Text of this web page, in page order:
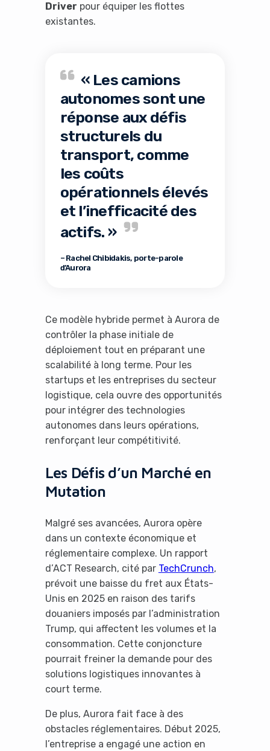
Driver pour équiper les flottes
existantes.
« Les camions
autonomes sont une
réponse aux défis
structurels du
transport, comme
les coûts
opérationnels élevés
et l’inefficacité des
actifs. »
– Rachel Chibidakis, porte-parole
d’Aurora
Ce modèle hybride permet à Aurora de
contrôler la phase initiale de
déploiement tout en préparant une
scalabilité à long terme. Pour les
startups et les entreprises du secteur
logistique, cela ouvre des opportunités
pour intégrer des technologies
autonomes dans leurs opérations,
renforçant leur compétitivité.
Les Défis d’un Marché en
Mutation
Malgré ses avancées, Aurora opère
dans un contexte économique et
réglementaire complexe. Un rapport
d’ACT Research, cité par TechCrunch,
prévoit une baisse du fret aux États-
Unis en 2025 en raison des tarifs
douaniers imposés par l’administration
Trump, qui affectent les volumes et la
consommation. Cette conjoncture
pourrait freiner la demande pour des
solutions logistiques innovantes à
court terme.
De plus, Aurora fait face à des
obstacles réglementaires. Début 2025,
l’entreprise a engagé une action en